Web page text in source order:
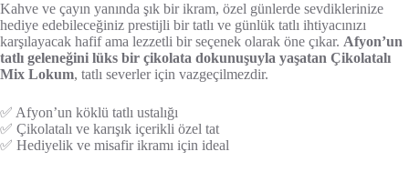
Kahve ve çayın yanında şık bir ikram, özel günlerde sevdiklerinize
hediye edebileceğiniz prestijli bir tatlı ve günlük tatlı ihtiyacınızı
karşılayacak hafif ama lezzetli bir seçenek olarak öne çıkar. Afyon’un
tatlı geleneğini lüks bir çikolata dokunuşuyla yaşatan Çikolatalı
Mix Lokum, tatlı severler için vazgeçilmezdir.
✅ Afyon’un köklü tatlı ustalığı
✅ Çikolatalı ve karışık içerikli özel tat
✅ Hediyelik ve misafir ikramı için ideal